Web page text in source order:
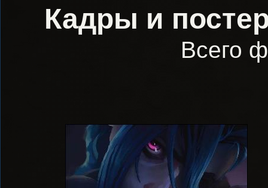
Кадры и
Всего